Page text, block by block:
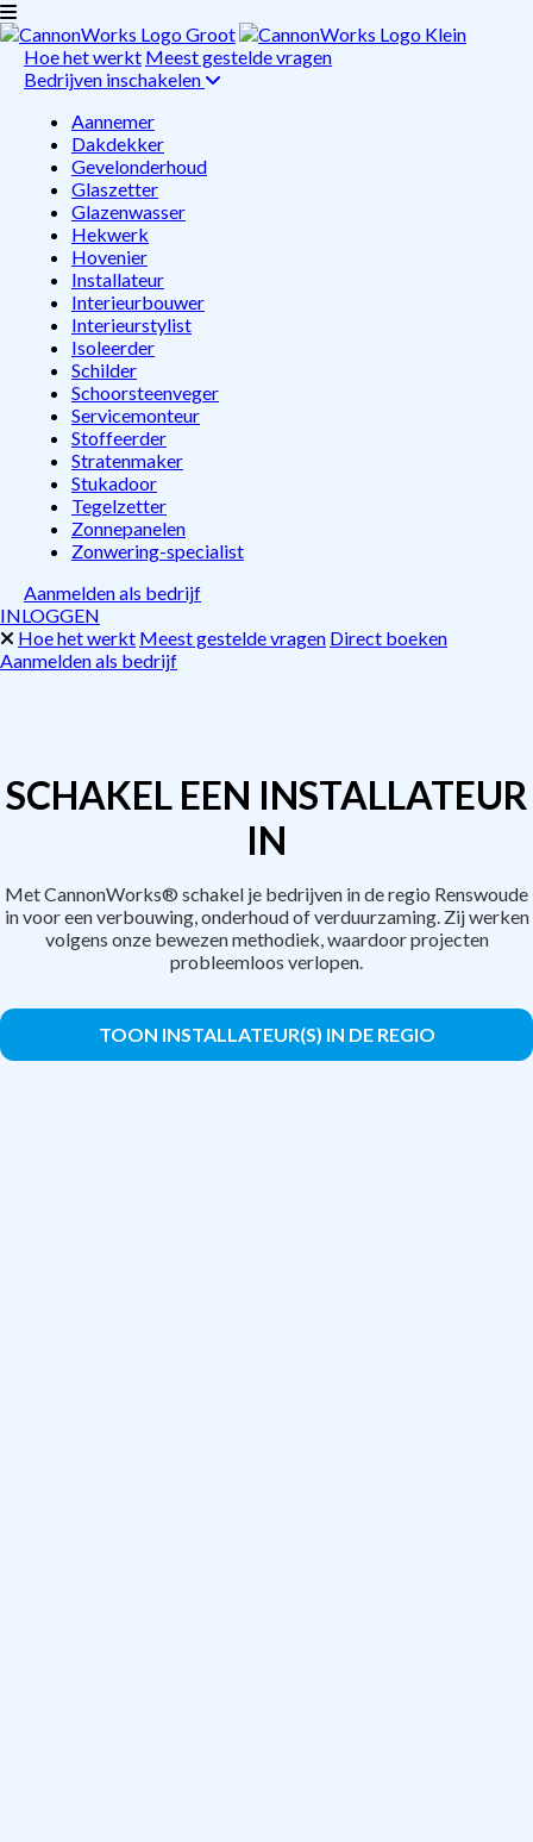
Hoe het werkt Meest gestelde vragen
Bedrijven inschakelen
Aannemer
Dakdekker
Gevelonderhoud
Glaszetter
Glazenwasser
Hekwerk
Hovenier
Installateur
Interieurbouwer
Interieurstylist
Isoleerder
Schilder
Schoorsteenveger
Servicemonteur
Stoffeerder
Stratenmaker
Stukadoor
Tegelzetter
Zonnepanelen
Zonwering-specialist
Aanmelden als bedrijf
INLOGGEN
Hoe het werkt Meest gestelde vragen Direct boeken
Aanmelden als bedrijf
SCHAKEL EEN INSTALLATEUR
IN
Met CannonWorks® schakel je bedrijven in de regio Renswoude
in voor een verbouwing, onderhoud of verduurzaming. Zij werken
volgens onze bewezen methodiek, waardoor projecten
probleemloos verlopen.
TOON INSTALLATEUR(S) IN DE REGIO